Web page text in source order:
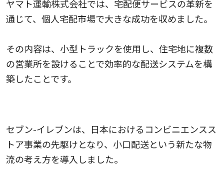
ヤマト運輸株式会社では、宅配便サービスの革新を
通じて、個人宅配市場で大きな成功を収めました。
その内容は、小型トラックを使用し、住宅地に複数
の営業所を設けることで効率的な配送システムを構
築したことです。
セブン-イレブンは、日本におけるコンビニエンスス
トア事業の先駆けとなり、小口配送という新たな物
流の考え方を導入しました。